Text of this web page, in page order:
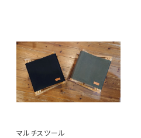
マルチスツール